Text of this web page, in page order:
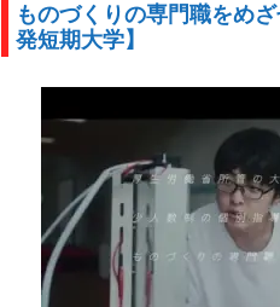
ものづくりの専門職をめ
発短期大学】